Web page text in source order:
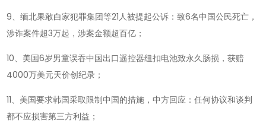
9、缅北果敢白家犯罪集团等21人被提起公诉：致6名中国公民死亡，
涉诈案件超3万起，涉案金额超百亿；
10、美国6岁男童误吞中国出口遥控器纽扣电池致永久肠损，获赔
4000万美元天价创纪录；
11、美国要求韩国采取限制中国的措施，中方回应：任何协议和谈判
都不应损害第三方利益；